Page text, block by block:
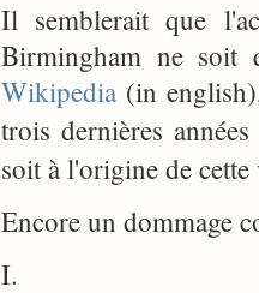
Il semblerait que
Birmingham ne
Wikipedia (in
trois dernières
soit à l'origine de
Encore un dommage
I.